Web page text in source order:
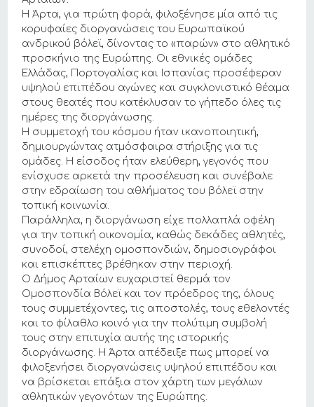
Η Άρτα, για πρώτη φορά, φιλοξένησε μία από τις
κορυφαίες διοργανώσεις του Ευρωπαϊκού
ανδρικού βόλεϊ, δίνοντας το «παρών» στο αθλητικό
προσκήνιο της Ευρώπης. Οι εθνικές ομάδες
Ελλάδας, Πορτογαλίας και Ισπανίας προσέφεραν
υψηλού επιπέδου αγώνες και συγκλονιστικό θέαμα
στους θεατές που κατέκλυσαν το γήπεδο όλες τις
ημέρες της διοργάνωσης.
Η συμμετοχή του κόσμου ήταν ικανοποιητική,
δημιουργώντας ατμόσφαιρα στήριξης για τις
ομάδες. Η είσοδος ήταν ελεύθερη, γεγονός που
ενίσχυσε αρκετά την προσέλευση και συνέβαλε
στην εδραίωση του αθλήματος του βόλεϊ στην
τοπική κοινωνία.
Παράλληλα, η διοργάνωση είχε πολλαπλά οφέλη
για την τοπική οικονομία, καθώς δεκάδες αθλητές,
συνοδοί, στελέχη ομοσπονδιών, δημοσιογράφοι
και επισκέπτες βρέθηκαν στην περιοχή.
Ο Δήμος Αρταίων ευχαριστεί θερμά τον
Ομοσπονδία Βόλεϊ και τον πρόεδρος της, όλους
τους συμμετέχοντες, τις αποστολές, τους εθελοντές
και το φίλαθλο κοινό για την πολύτιμη συμβολή
τους στην επιτυχία αυτής της ιστορικής
διοργάνωσης. Η Άρτα απέδειξε πως μπορεί να
φιλοξενήσει διοργανώσεις υψηλού επιπέδου και
να βρίσκεται επάξια στον χάρτη των μεγάλων
αθλητικών γεγονότων της Ευρώπης.